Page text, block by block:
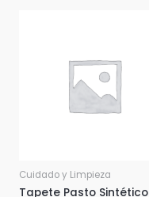
Cuidado y Limpieza
Tapete Pasto Sintético